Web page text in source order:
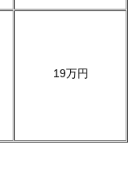
19万円